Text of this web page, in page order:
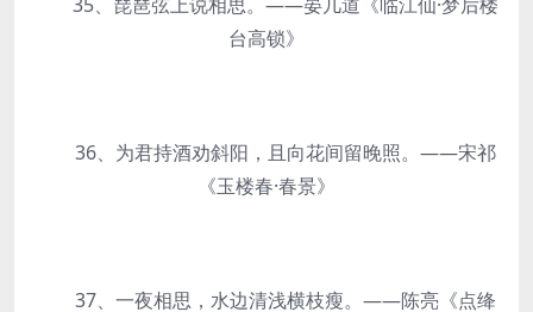
台高锁》
36、为君持酒劝斜阳，且向花间留晚照。——宋祁
《玉楼春·春景》
37、一夜相思，水边清浅横枝瘦。——陈亮《点绛